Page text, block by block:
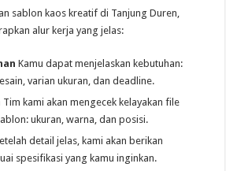
sablon kaos kreatif di Tanjung Duren,
alur kerja yang jelas:
Kamu dapat menjelaskan kebutuhan:
varian ukuran, dan deadline.
Tim kami akan mengecek kelayakan file
ukuran, warna, dan posisi.
detail jelas, kami akan berikan
spesifikasi yang kamu inginkan.